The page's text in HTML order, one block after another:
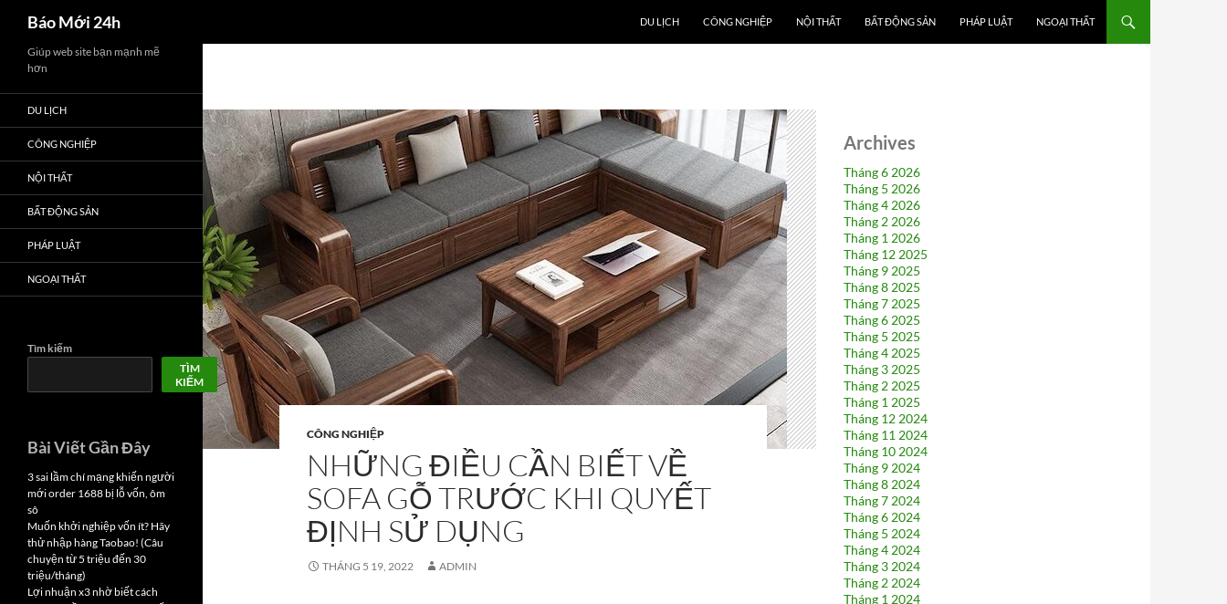
Chuyển
nội
dung
Báo Mới 24h
kiếm
DU LỊCH CÔNG NGHIỆP NỘI THẤT BẤT ĐỘNG SẢN PHÁP LUẬT NGOẠI THẤT
CÔNG NGHIỆP
NHỮNG ĐIỀU CẦN BIẾT VỀ
SOFA GỖ TRƯỚC KHI QUYẾT
ĐỊNH SỬ DỤNG
THÁNG 5 19, 2022 ADMIN
Archives
Tháng 6 2026
Tháng 5 2026
Tháng 4 2026
Tháng 2 2026
Tháng 1 2026
Tháng 12 2025
Tháng 9 2025
Tháng 8 2025
Tháng 7 2025
Tháng 6 2025
Tháng 5 2025
Tháng 4 2025
Tháng 3 2025
Tháng 2 2025
Tháng 1 2025
Tháng 12 2024
Tháng 11 2024
Tháng 10 2024
Tháng 9 2024
Tháng 8 2024
Tháng 7 2024
Tháng 6 2024
Tháng 5 2024
Tháng 4 2024
Tháng 3 2024
Tháng 2 2024
Tháng 1 2024
Giúp web site bạn mạnh mẽ
hơn
DU LỊCH
CÔNG NGHIỆP
NỘI THẤT
BẤT ĐỘNG SẢN
PHÁP LUẬT
NGOẠI THẤT
Tìm kiếm
TÌM
KIẾM
Bài Viết Gần Đây
3 sai lầm chí mạng khiến người
mới order 1688 bị lỗ vốn, ôm
sô
Muốn khởi nghiệp vốn ít? Hãy
thử nhập hàng Taobao! (Câu
chuyện từ 5 triệu đến 30
triệu/tháng)
Lợi nhuận x3 nhờ biết cách